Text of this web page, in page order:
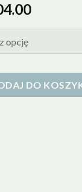
arcteryx
DO